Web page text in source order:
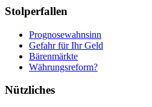
Stolperfallen
Prognosewahnsinn
Gefahr für Ihr Geld
Bärenmärkte
Währungsreform?
Nützliches